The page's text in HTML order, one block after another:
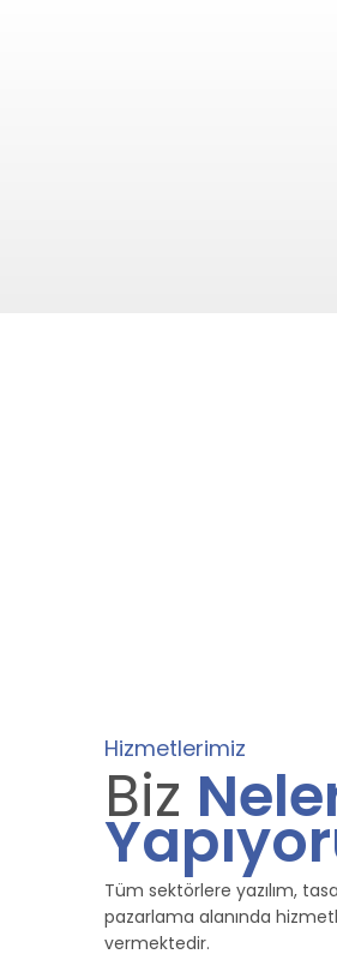
Hizmetlerimiz
Biz
Tüm sektörlere yazılım,
pazarlama alanında
vermektedir.